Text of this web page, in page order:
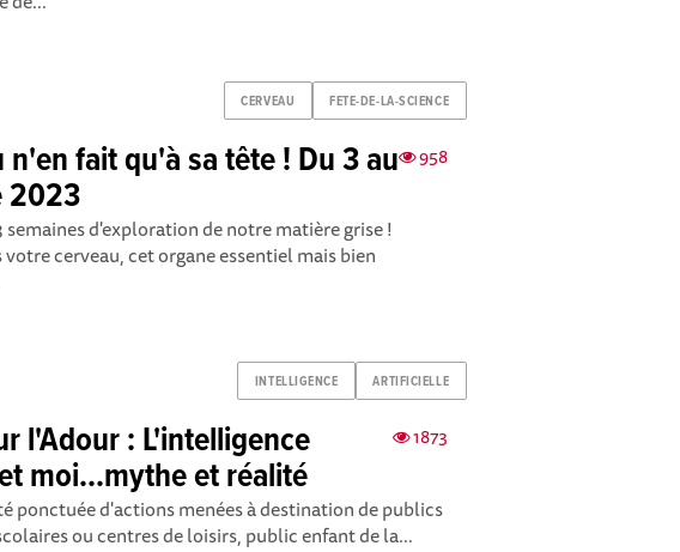
CERVEAU FETE-DE-LA-SCIENCE
958
n'en fait qu'à sa tête ! Du 3 au
2023
semaines d'exploration de notre matière grise !
votre cerveau, cet organe essentiel mais bien
INTELLIGENCE ARTIFICIELLE
1873
l'Adour : L'intelligence
moi...mythe et réalité
ponctuée d'actions menées à destination de publics
ou centres de loisirs, public enfant de la...